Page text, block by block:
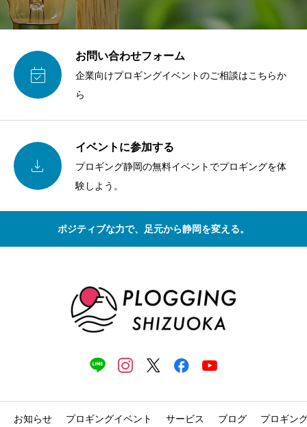

お問い合わせフォーム
企業向けプロギングイベントのご相談はこちらか
ら

イベントに参加する
プロギング静岡の無料イベントでプロギングを体
験しよう。
ポジティブな力で、足元から静岡を変える。
お知らせ プロギングイベント サービス ブログ プロギン
週末のプロギング便り
毎週日曜19時ごろ、最新の活動レポートやブロ
グ、新着イベント情報をお届けします。